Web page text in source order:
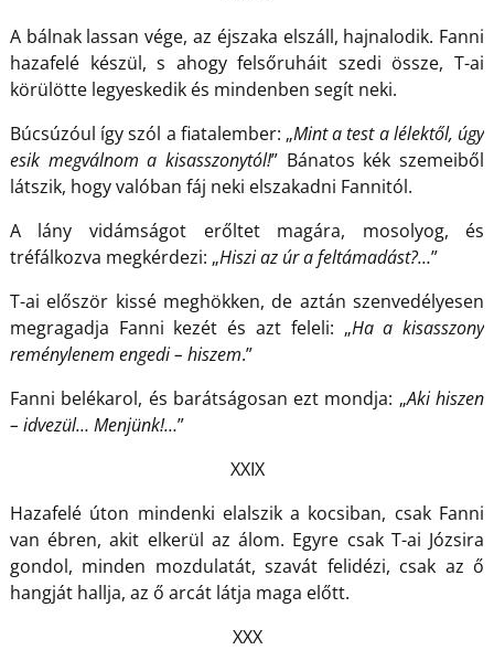
A bálnak lassan vége, az éjszaka elszáll, hajnalodik. Fanni
hazafelé készül, s ahogy felsőruháit szedi össze, T-ai
körülötte legyeskedik és mindenben segít neki.
Búcsúzóul így szól a fiatalember: „Mint a test a lélektől, úgy
esik megválnom a kisasszonytól!” Bánatos kék szemeiből
látszik, hogy valóban fáj neki elszakadni Fannitól.
A lány vidámságot erőltet magára, mosolyog, és
tréfálkozva megkérdezi: „Hiszi az úr a feltámadást?…”
T-ai először kissé meghökken, de aztán szenvedélyesen
megragadja Fanni kezét és azt feleli: „Ha a kisasszony
reménylenem engedi – hiszem.”
Fanni belékarol, és barátságosan ezt mondja: „Aki hiszen
– idvezül… Menjünk!…”
XXIX
Hazafelé úton mindenki elalszik a kocsiban, csak Fanni
van ébren, akit elkerül az álom. Egyre csak T-ai Józsira
gondol, minden mozdulatát, szavát felidézi, csak az ő
hangját hallja, az ő arcát látja maga előtt.
XXX